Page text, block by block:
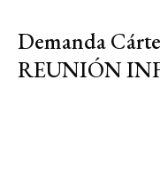
Demanda
REUNIÓN